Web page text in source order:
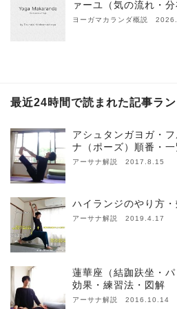
ァーユ（気の流れ・分
ヨーガマカランダ概説
最近24時間で読まれた記事ラ
アシュタンガヨガ・
ナ（ポーズ）順番・一
アーサナ解説 2017.8.15
ハイランジのやり方
アーサナ解説 2019.4.17
蓮華座（結跏趺坐・
効果・練習法・図解
アーサナ解説 2016.10.14